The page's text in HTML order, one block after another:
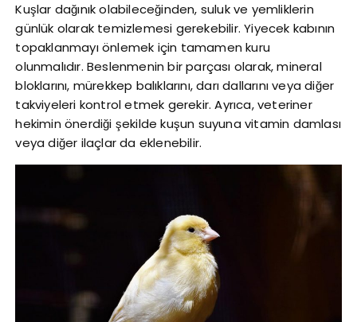
Kuşlar dağınık olabileceğinden, suluk ve yemliklerin
günlük olarak temizlemesi gerekebilir. Yiyecek kabının
topaklanmayı önlemek için tamamen kuru
olunmalıdır. Beslenmenin bir parçası olarak, mineral
bloklarını, mürekkep balıklarını, darı dallarını veya diğer
takviyeleri kontrol etmek gerekir. Ayrıca, veteriner
hekimin önerdiği şekilde kuşun suyuna vitamin damlası
veya diğer ilaçlar da eklenebilir.